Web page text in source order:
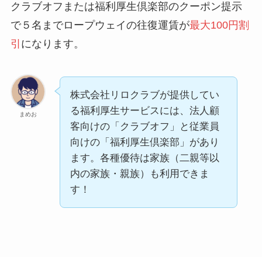
クラブオフまたは福利厚生倶楽部のクーポン提示
で５名までロープウェイの往復運賃が最大100円割
引 になります。
まめお
株式会社リロクラブが提供してい
る福利厚生サービスには、法人顧
客向けの「クラブオフ」と従業員
向けの「福利厚生倶楽部」があり
ます。各種優待は家族（二親等以
内の家族・親族）も利用できま
す！